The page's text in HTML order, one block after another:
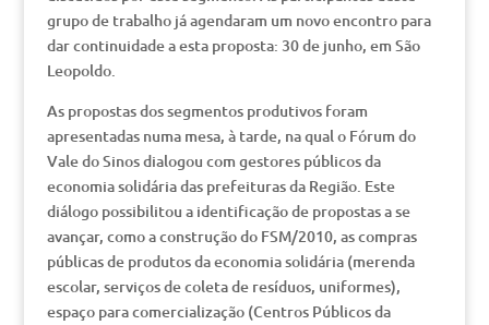
grupo de trabalho já agendaram um novo encontro para
dar continuidade a esta proposta: 30 de junho, em São
Leopoldo.
As propostas dos segmentos produtivos foram
apresentadas numa mesa, à tarde, na qual o Fórum do
Vale do Sinos dialogou com gestores públicos da
economia solidária das prefeituras da Região. Este
diálogo possibilitou a identificação de propostas a se
avançar, como a construção do FSM/2010, as compras
públicas de produtos da economia solidária (merenda
escolar, serviços de coleta de resíduos, uniformes),
espaço para comercialização (Centros Públicos da